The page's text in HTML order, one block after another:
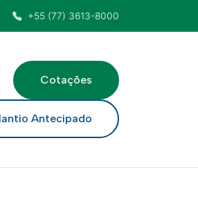
+55 (77) 3613-8000
Cotações
Antecipado